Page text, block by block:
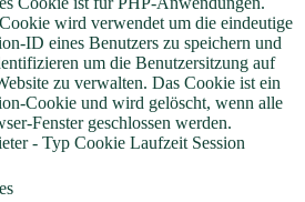
wird verwendet um die eindeutige
ID eines Benutzers zu speichern und
um die Benutzersitzung auf
zu verwalten. Das Cookie ist ein
Cookie und wird gelöscht, wenn alle
Fenster geschlossen werden.
- Typ Cookie Laufzeit Session